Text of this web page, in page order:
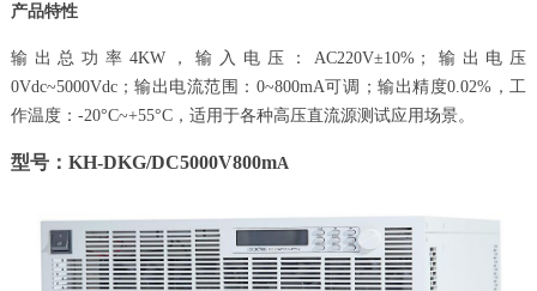
产品特性
输出总功率4KW，输入电压：AC220V±10%；输出电压
0Vdc~5000Vdc；输出电流范围：0~800mA可调；输出精度0.02%，工
作温度：-20°C~+55°C，适用于各种高压直流源测试应用场景。
型号：KH-DKG/DC5000V800mA